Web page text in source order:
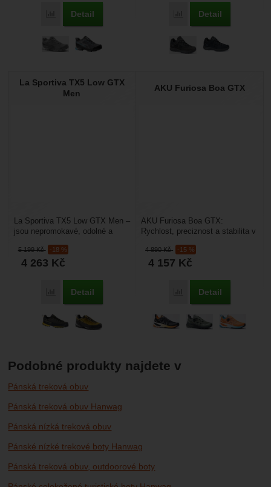
Porovnat
Detail Porovnat
Detail
La Sportiva TX5 Low GTX
Men
5 199Kč -18 %
4 263 Kč
Porovnat
Detail
La Sportiva TX5 Low GTX Men –
jsou nepromokavé, odolné a
boty určené pro nástupy...
AKU Furiosa Boa GTX
4 890Kč -15 %
4 157 Kč
Porovnat
Detail
AKU Furiosa Boa GTX:
Rychlost, preciznost a stabilita v
Furiosa Boa GTX je
dynamická,...
Podobné produkty najdete v
Pánská treková obuv
Pánská treková obuv Hanwag
Pánská nízká treková obuv
Pánské nízké trekové boty Hanwag
Pánská treková obuv, outdoorové boty